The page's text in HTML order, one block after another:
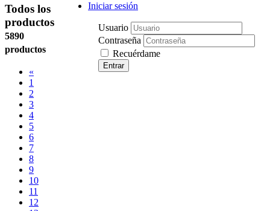
Iniciar sesión
Usuario
Contraseña
Recuérdame
Entrar
Todos los
productos
5890
productos
«
1
2
3
4
5
6
7
8
9
10
11
12